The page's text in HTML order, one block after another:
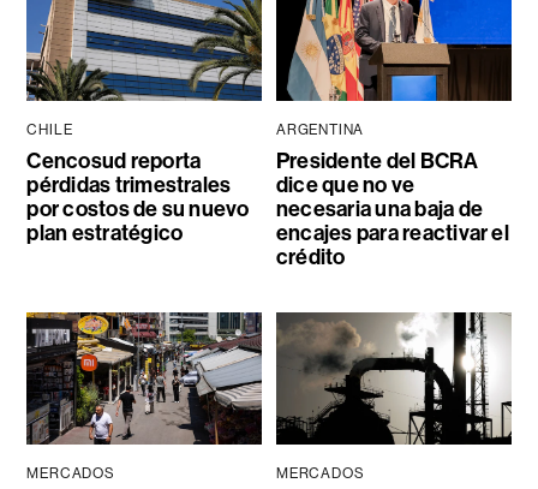
CHILE
Cencosud reporta
pérdidas trimestrales
por costos de su nuevo
plan estratégico
ARGENTINA
Presidente del BCRA
dice que no ve
necesaria una baja de
encajes para reactivar el
crédito
MERCADOS MERCADOS